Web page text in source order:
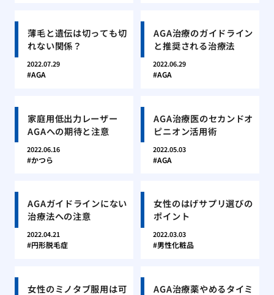
薄毛と遺伝は切っても切
れない関係？
2022.07.29
AGA
AGA治療のガイドライン
と推奨される治療法
2022.06.29
AGA
家庭用低出力レーザー
AGAへの期待と注意
2022.06.16
かつら
AGA治療医のセカンドオ
ピニオン活用術
2022.05.03
AGA
AGAガイドラインにない
治療法への注意
2022.04.21
円形脱毛症
女性のはげサプリ選びの
ポイント
2022.03.03
男性化粧品
女性のミノタブ服用は可
AGA治療薬やめるタイミ